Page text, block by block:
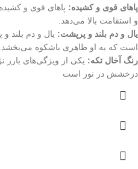
پاهای قوی و کشیده: پاهای قوی و
و استقامت بالا می‌دهد.
یال و دم بلند و پرپشت: یال و دم بلند
است که به او ظاهری باشکوه می‌بخشد.
رنگ آخال تکه: یکی از ویژگی‌های بارز
درخشش در نور است